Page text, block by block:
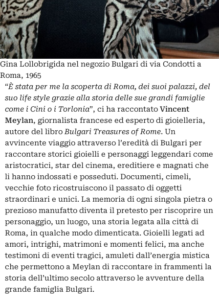
Gina Lollobrigida nel negozio Bulgari di via Condotti a
Roma, 1965
“È stata per me la scoperta di Roma, dei suoi palazzi, del
suo life style grazie alla storia delle sue grandi famiglie
come i Cini o i Torlonia”, ci ha raccontato Vincent
Meylan, giornalista francese ed esperto di gioielleria,
autore del libroBulgari Treasures of Rome. Un
avvincente viaggio attraverso l’eredità di Bulgari per
raccontare storici gioielli e personaggi leggendari come
aristocratici, star del cinema, ereditiere e magnati che
li hanno indossati e posseduti. Documenti, cimeli,
vecchie foto ricostruiscono il passato di oggetti
straordinari e unici. La memoria di ogni singola pietra o
prezioso manufatto diventa il pretesto per riscoprire un
personaggio, un luogo, una storia legata alla città di
Roma, in qualche modo dimenticata. Gioielli legati ad
amori, intrighi, matrimoni e momenti felici, ma anche
testimoni di eventi tragici, amuleti dall’energia mistica
che permettono a Meylan di raccontare in frammenti la
storia dell’ultimo secolo attraverso le avventure della
grande famiglia Bulgari.